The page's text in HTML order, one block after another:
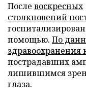
После воскресных
столкновений
помощью. По
здравоохранения
пострадавших
лишившимся
глаза.